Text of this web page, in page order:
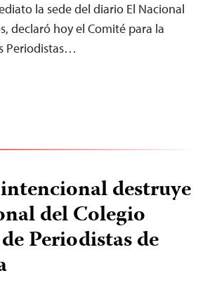
la sede del diario El Nacional
declaró hoy el Comité para la
Periodistas…
destruye
del Colegio
Periodistas de